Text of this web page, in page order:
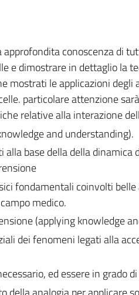
conoscenza di
e dimostrare in dettaglio la
mostrati le applicazioni degli
particolare attenzione
relative alla interazione
and understanding).
base della della
fondamentali coinvolti belle
medico.
(applying knowledge
dei fenomeni legati alla
ed essere in grado